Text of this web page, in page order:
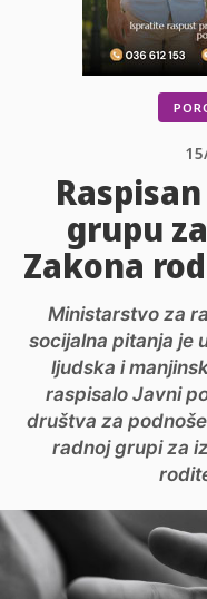
grupu
Zakona
Ministarstvo za
socijalna pitanja je
ljudska i
raspisalo Javni
društva za
radnoj grupi za